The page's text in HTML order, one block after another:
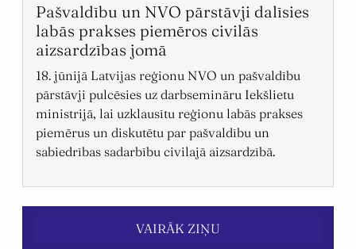
Pašvaldību un NVO pārstāvji dalīsies
labās prakses piemēros civilās
aizsardzības jomā
18. jūnijā Latvijas reģionu NVO un pašvaldību
pārstāvji pulcēsies uz darbsemināru Iekšlietu
ministrijā, lai uzklausītu reģionu labās prakses
piemērus un diskutētu par pašvaldību un
sabiedrības sadarbību civilajā aizsardzībā.
VAIRĀK ZIŅU